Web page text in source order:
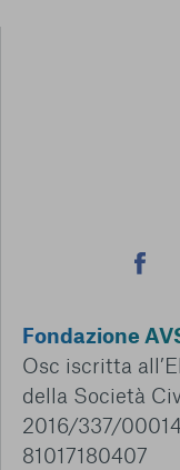
Fondazione
Osc iscritta
della Società
2016/337/
81017180407